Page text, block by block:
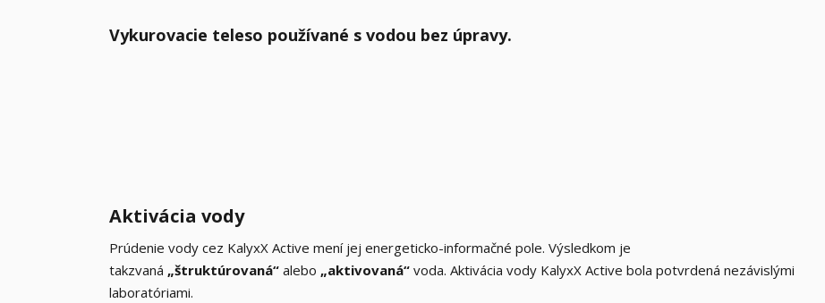
Vykurovacie teleso používané s vodou bez úpravy.
Aktivácia vody
Prúdenie vody cez KalyxX Active mení jej energeticko-informačné pole. Výsledkom je
takzvaná „štruktúrovaná“ alebo „aktivovaná“ voda. Aktivácia vody KalyxX Active bola potvrdená nezávislými
laboratóriami.